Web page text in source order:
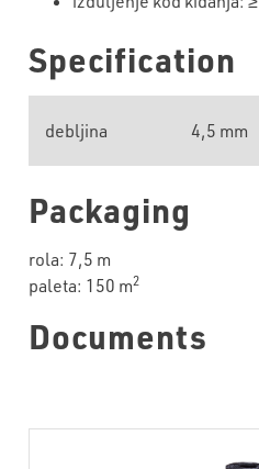
Specification
debljina 4,5 mm
Packaging
rola: 7,5 m
paleta: 150 m2
Documents